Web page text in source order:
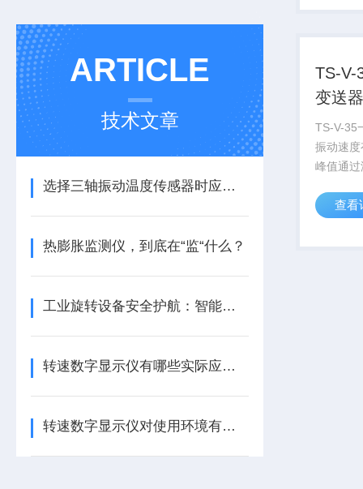
ARTICLE
技术文章
选择三轴振动温度传感器时应注意的细节
热膨胀监测仪，到底在“监“什么？
工业旋转设备安全护航：智能转速监测仪技术现状与应用优化研究
转速数字显示仪有哪些实际应用？
转速数字显示仪对使用环境有哪些要求
机辊筒振
TS-V-
变送器
TS-V-35
振动速
峰值通
出, 直接
动传感器
查看